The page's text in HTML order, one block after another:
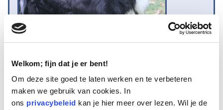
Welkom; fijn dat je er bent!
Om deze site goed te laten werken en te verbeteren
maken we gebruik van cookies. In
ons privacybeleid kan je hier meer over lezen. Wil je de
Naam: Rakker
Leeftijd: 9